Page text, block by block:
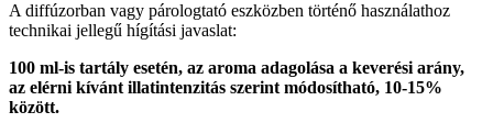
A diffúzorban vagy párologtató eszközben történő használathoz
technikai jellegű hígítási javaslat:
100 ml-is tartály esetén, az aroma adagolása a keverési arány,
az elérni kívánt illatintenzitás szerint módosítható, 10-15%
között.